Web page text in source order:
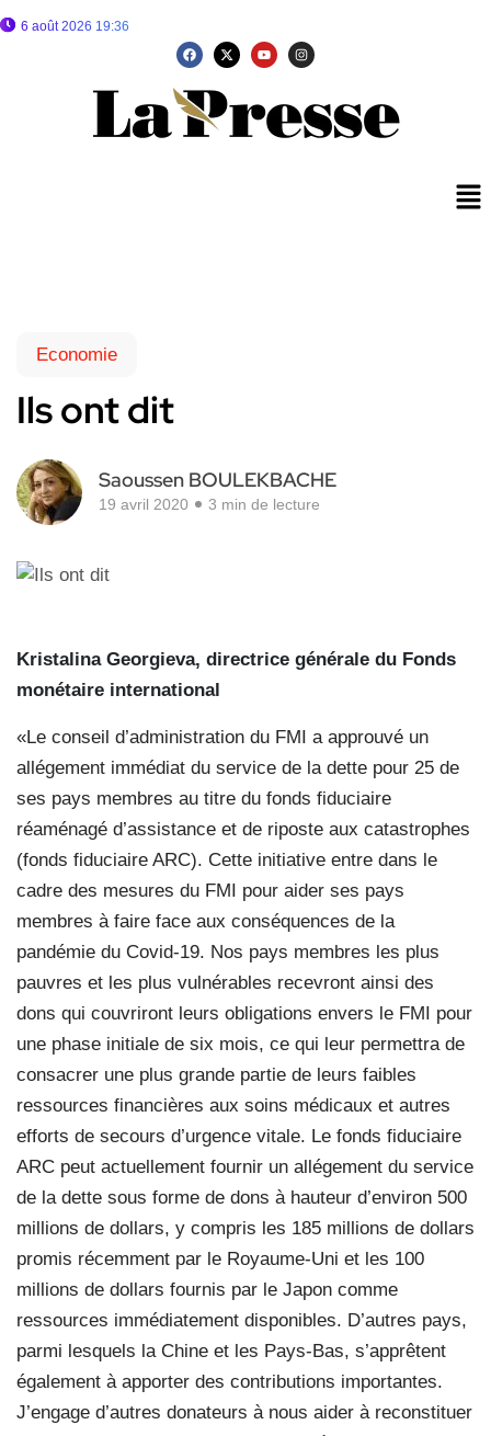
6 août 2026 19:36
Economie
Ils ont dit
Saoussen BOULEKBACHE
19 avril 2020 3 min de lecture
Kristalina Georgieva, directrice générale du Fonds
monétaire international
«Le conseil d’administration du FMI a approuvé un
allégement immédiat du service de la dette pour 25 de
ses pays membres au titre du fonds fiduciaire
réaménagé d’assistance et de riposte aux catastrophes
(fonds fiduciaire ARC). Cette initiative entre dans le
cadre des mesures du FMI pour aider ses pays
membres à faire face aux conséquences de la
pandémie du Covid-19. Nos pays membres les plus
pauvres et les plus vulnérables recevront ainsi des
dons qui couvriront leurs obligations envers le FMI pour
une phase initiale de six mois, ce qui leur permettra de
consacrer une plus grande partie de leurs faibles
ressources financières aux soins médicaux et autres
efforts de secours d’urgence vitale. Le fonds fiduciaire
ARC peut actuellement fournir un allégement du service
de la dette sous forme de dons à hauteur d’environ 500
millions de dollars, y compris les 185 millions de dollars
promis récemment par le Royaume-Uni et les 100
millions de dollars fournis par le Japon comme
ressources immédiatement disponibles. D’autres pays,
parmi lesquels la Chine et les Pays-Bas, s’apprêtent
également à apporter des contributions importantes.
J’engage d’autres donateurs à nous aider à reconstituer